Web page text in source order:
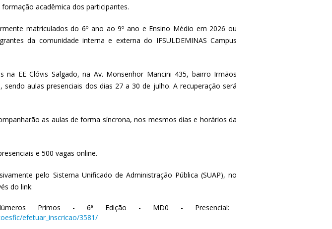
acadêmica dos participantes.
matriculados do 6º ano ao 9º ano e Ensino Médio em 2026 ou
da comunidade interna e externa do IFSULDEMINAS Campus
na EE Clóvis Salgado, na Av. Monsenhor Mancini 435, bairro Irmãos
aulas presenciais dos dias 27 a 30 de julho. A recuperação será
as aulas de forma síncrona, nos mesmos dias e horários da
e 500 vagas online.
pelo Sistema Unificado de Administração Pública (SUAP), no
do link:
Primos - 6ª Edição - MD0 - Presencial:
efetuar_inscricao/3581/